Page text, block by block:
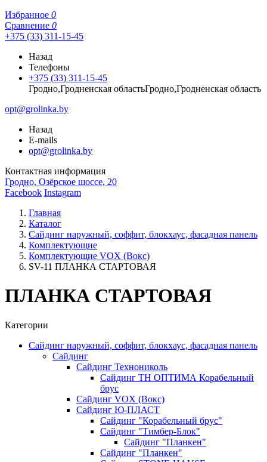
Избранное 0
Сравнение 0
+375 (33) 311-15-45
Назад
Телефоны
+375 (33) 311-15-45
Гродно,Гродненская областьГродно,Гродненская область
opt@grolinka.by
Назад
E-mails
opt@grolinka.by
Контактная информация
Гродно, Озёрское шоссе, 20
Facebook Instagram
Главная
Каталог
Сайдинг наружный, соффит, блокхаус, фасадная панель
Комплектующие
Комплектующие VOX (Вокс)
SV-11 ПЛАНКА СТАРТОВАЯ
ПЛАНКА СТАРТОВАЯ
Категории
Сайдинг наружный, соффит, блокхаус, фасадная панель
Сайдинг
Сайдинг Технониколь
Сайдинг ТН ОПТИМА Корабельный
брус
Сайдинг VOX (Вокс)
Сайдинг Ю-ПЛАСТ
Сайдинг "Корабельный брус"
Сайдинг "Тимбер-Блок"
Сайдинг "Планкен"
Сайдинг "Планкен"